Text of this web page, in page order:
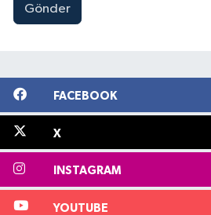
Gönder
FACEBOOK
X
INSTAGRAM
YOUTUBE